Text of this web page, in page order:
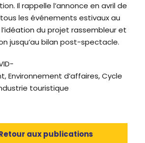
Il rappelle l’annonce en avril de
les événements estivaux au
du projet rassembleur et
jusqu’au bilan post-spectacle.
Environnement d’affaires, Cycle
touristique
aux publications